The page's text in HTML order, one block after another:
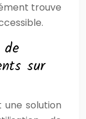
trouve
sur
solution